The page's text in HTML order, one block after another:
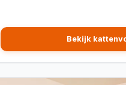
Bekijk